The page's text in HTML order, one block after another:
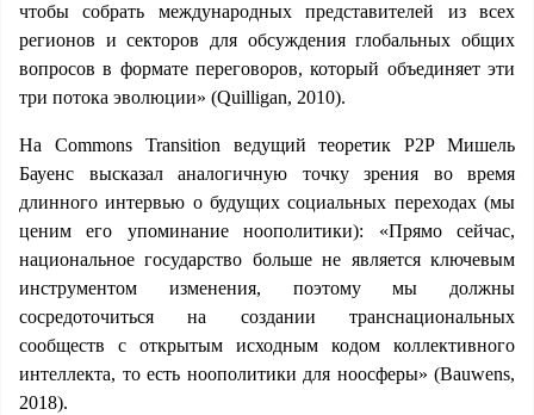
чтобы собрать международных представителей из всех
регионов и секторов для обсуждения глобальных общих
вопросов в формате переговоров, который объединяет эти
три потока эволюции» (Quilligan, 2010).
На Commons Transition ведущий теоретик P2P Мишель
Бауенс высказал аналогичную точку зрения во время
длинного интервью о будущих социальных переходах (мы
ценим его упоминание ноополитики): «Прямо сейчас,
национальное государство больше не является ключевым
инструментом изменения, поэтому мы должны
сосредоточиться на создании транснациональных
сообществ с открытым исходным кодом коллективного
интеллекта, то есть ноополитики для ноосферы» (Bauwens,
2018).